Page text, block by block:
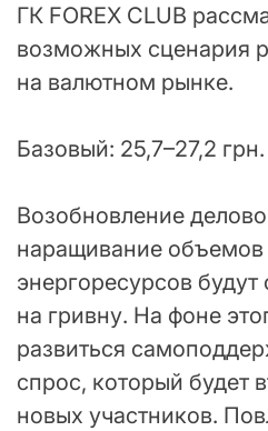
ГК FOREX CLUB
возможных сценария
на валютном рынке.
Базовый: 25,7–27,2
Возобновление
наращивание объемов
энергоресурсов
на гривну. На фоне
развиться
спрос, который будет
новых участников.